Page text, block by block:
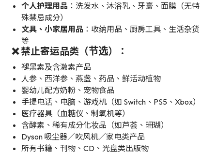
个人护理用品 ：洗发水、沐浴乳、牙膏、面膜（无特
殊禁忌成分）
文具、小家居用品 ：收纳用品、厨房工具、生活杂货
等
❌ 禁止寄运品类（节选）：
褪黑素及含激素产品
人参、西洋参、燕盏、药品、鲜活动植物
婴幼儿配方奶粉、宠物食品
手提电话、电脑、游戏机（如 Switch、PS5、Xbox）
医疗器具（血糖仪、制氧机等）
含酵素、稀有成分化妆品（如芦荟、珊瑚）
Dyson 吸尘器／吹风机／家电类产品
所有书籍、刊物、CD、光盘类出版物